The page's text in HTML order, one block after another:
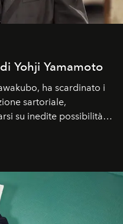
Yohji Yamamoto
ha scardinato i
sartoriale,
su inedite possibilità
di silhouette.
della moda.